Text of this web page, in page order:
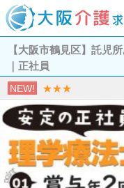
【大阪市鶴見区】託児
｜正社員
NEW! ★★★